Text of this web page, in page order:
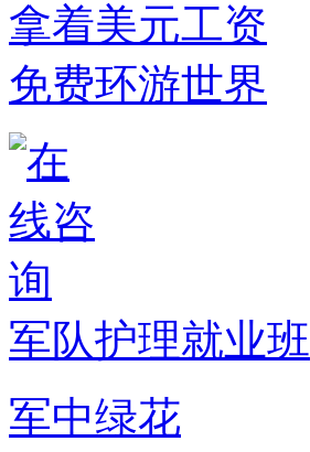
拿着美元工资
免费环游世界
军队护理就业班
军中绿花